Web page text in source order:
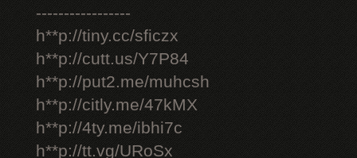
-----------------
h**p://tiny.cc/sficzx
h**p://cutt.us/Y7P84
h**p://put2.me/muhcsh
h**p://citly.me/47kMX
h**p://4ty.me/ibhi7c
h**p://tt.vg/URoSx